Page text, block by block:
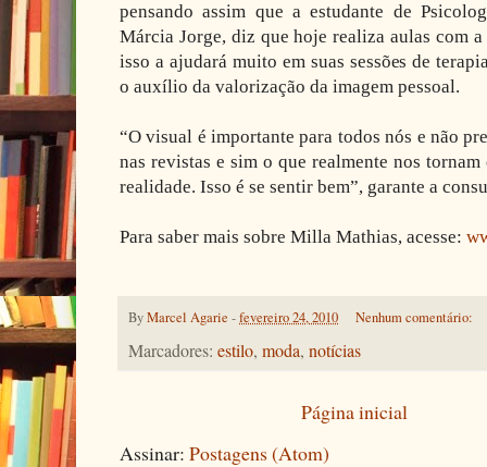
pensando assim que a estudante de
Márcia Jorge, diz que hoje realiza aulas com
isso a ajudará muito em suas sessões de
o auxílio da valorização da imagem pessoal.
“O visual é importante para todos nós e não
nas revistas e sim o que realmente nos
realidade. Isso é se sentir bem”, garante a
Para saber mais sobre Milla Mathias, acesse:
ByMarcel Agarie -fevereiro 24, 2010 Nenhum comentário:
Marcadores: estilo, moda, notícias
Página inicial
Assinar: Postagens (Atom)